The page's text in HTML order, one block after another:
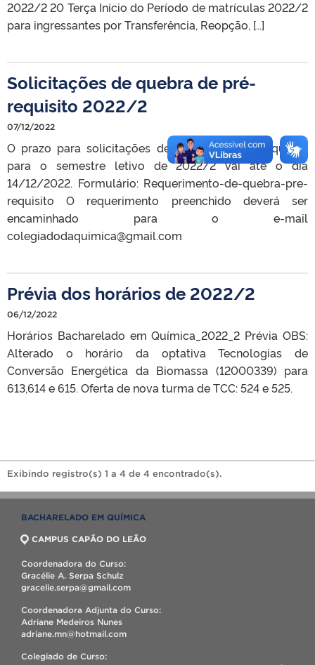
2022/2 20 Terça Início do Período de matrículas 2022/2
para ingressantes por Transferência, Reopção, […]
Solicitações de quebra de pré-
requisito 2022/2
07/12/2022
O prazo para solicitações de quebra de pré-requisito
para o semestre letivo de 2022/2 vai até o dia
14/12/2022. Formulário: Requerimento-de-quebra-pre-
requisito O requerimento preenchido deverá ser
encaminhado para o e-mail
colegiadodaquimica@gmail.com
Prévia dos horários de 2022/2
06/12/2022
Horários Bacharelado em Química_2022_2 Prévia OBS:
Alterado o horário da optativa Tecnologias de
Conversão Energética da Biomassa (12000339) para
613,614 e 615. Oferta de nova turma de TCC: 524 e 525.
Exibindo registro(s) 1 a 4 de 4 encontrado(s).
BACHARELADO EM QUÍMICA
CAMPUS CAPÃO DO LEÃO
Coordenadora do Curso:
Gracélie A. Serpa Schulz
gracelie.serpa@gmail.com
Coordenadora Adjunta do Curso:
Adriane Medeiros Nunes
adriane.mn@hotmail.com
Colegiado de Curso: